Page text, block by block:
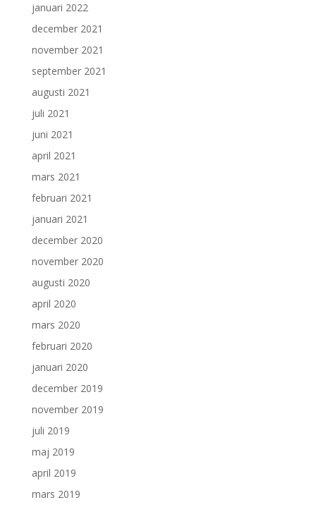
januari 2022
december 2021
november 2021
september 2021
augusti 2021
juli 2021
juni 2021
april 2021
mars 2021
februari 2021
januari 2021
december 2020
november 2020
augusti 2020
april 2020
mars 2020
februari 2020
januari 2020
december 2019
november 2019
juli 2019
maj 2019
april 2019
mars 2019